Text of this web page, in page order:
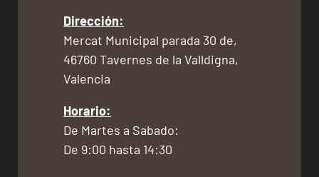
Dirección:
Mercat Municipal parada 30 de,
46760 Tavernes de la Valldigna,
Valencia
Horario:
De Martes a Sabado:
De 9:00 hasta 14:30